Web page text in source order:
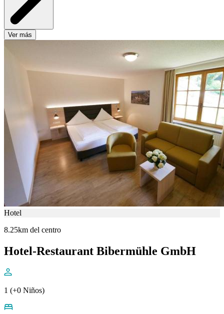
Ver más
Hotel
8.25km del centro
Hotel-Restaurant Bibermühle GmbH
1 (+0 Niños)